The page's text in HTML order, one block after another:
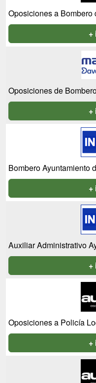
Oposiciones a
+
Oposiciones de
+
Bombero Ayuntamiento
+
Auxiliar Administrativo
+
Oposiciones a Policía
+